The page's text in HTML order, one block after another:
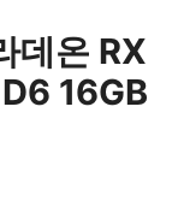
데온 RX
16GB